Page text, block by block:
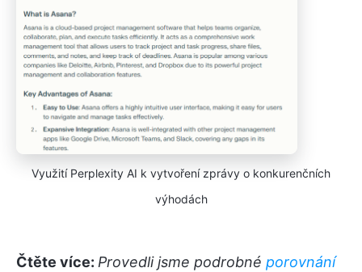
Využití Perplexity AI k vytvoření zprávy o konkurenčních
výhodách
Čtěte více: Provedli jsme podrobné porovnání